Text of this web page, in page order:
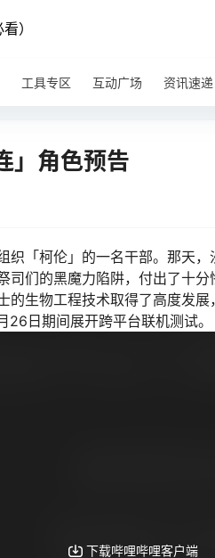
）
工具专区 互动广场 资讯速递
」角色预告
织「柯伦」的一名干部。那天
司们的黑魔力陷阱，付出了十
的生物工程技术取得了高度发
日期间展开跨平台联机测试。